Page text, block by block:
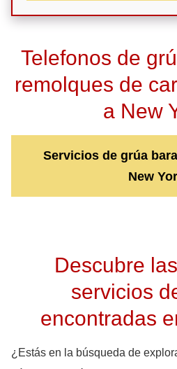
Telefonos de
remolques de
a New
Servicios de grúa
New
Descubre
servicios
encontradas
¿Estás en la búsqueda de